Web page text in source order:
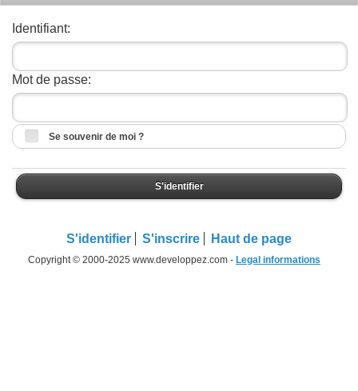
Identifiant:
Mot de passe:
Se souvenir de moi ?
S'identifier
S'identifier S'inscrire Haut de page
Copyright © 2000-2025 www.developpez.com - Legal informations